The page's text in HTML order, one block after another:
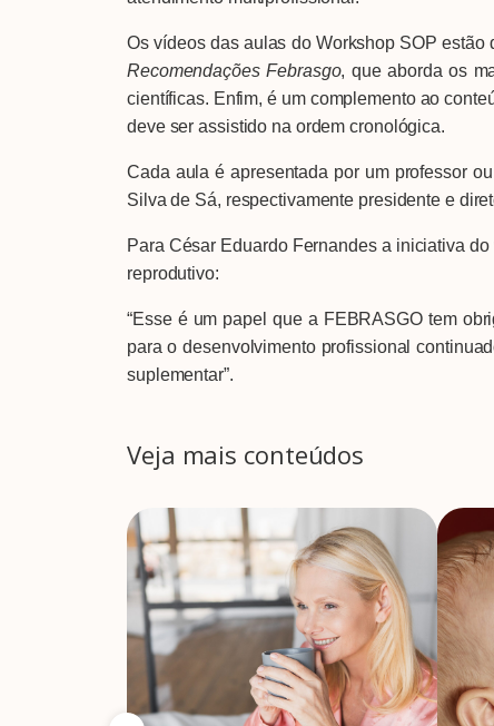
Os vídeos das aulas do Workshop SOP estão
Recomendações Febrasgo, que aborda os
científicas. Enfim, é um complemento ao
deve ser assistido na ordem cronológica.
Cada aula é apresentada por um professor
Silva de Sá, respectivamente presidente e
Para César Eduardo Fernandes a iniciativa
reprodutivo:
“Esse é um papel que a FEBRASGO tem
para o desenvolvimento profissional
suplementar”.
Veja mais conteúdos